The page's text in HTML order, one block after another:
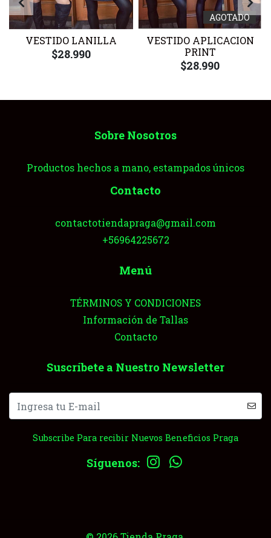
VESTIDO LANILLA
$28.990
AGOTADO
VESTIDO APLICACION
PRINT
$28.990
Sobre Nosotros
Productos hechos a mano, estampados únicos
Contacto
contactotiendapraga@gmail.com
+56964225672
Menú
TÉRMINOS Y CONDICIONES
Información de Tallas
Contacto
Suscríbete a Nuestro Newsletter
Subscribe Para recibir Nuevos Beneficios Praga
Síguenos: